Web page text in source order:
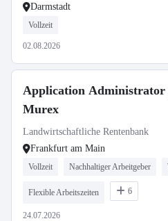
Darmstadt
Vollzeit
02.08.2026
Application Administrator
Murex
Landwirtschaftliche Rentenbank
Frankfurt am Main
Vollzeit Nachhaltiger Arbeitgeber
Flexible Arbeitszeiten 6
24.07.2026